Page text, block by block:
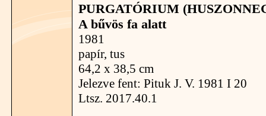
PURGATÓRIUM
A bűvös fa alatt
1981
papír, tus
64,2 x 38,5 cm
Jelezve fent: Pituk J. V. 1981 I 20
Ltsz. 2017.40.1